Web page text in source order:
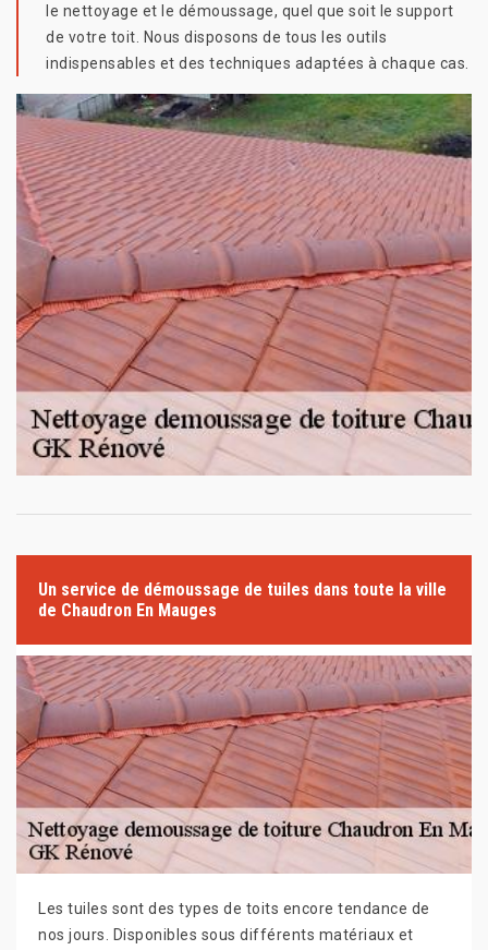
le nettoyage et le démoussage, quel que soit le support
de votre toit. Nous disposons de tous les outils
indispensables et des techniques adaptées à chaque cas.
Un service de démoussage de tuiles dans toute la ville
de Chaudron En Mauges
Les tuiles sont des types de toits encore tendance de
nos jours. Disponibles sous différents matériaux et